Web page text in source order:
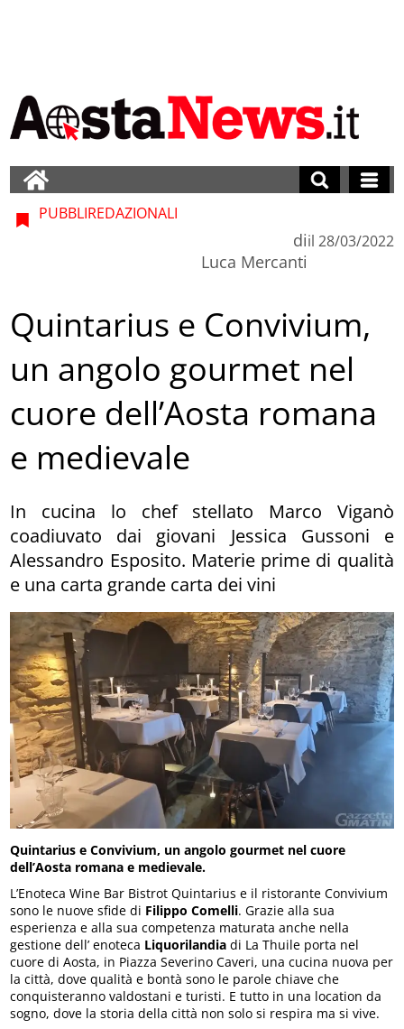
PUBBLIREDAZIONALI
di
Luca Mercanti
il 28/03/2022
Quintarius e Convivium,
un angolo gourmet nel
cuore dell’Aosta romana
e medievale
In cucina lo chef stellato Marco Viganò
coadiuvato dai giovani Jessica Gussoni e
Alessandro Esposito. Materie prime di qualità
e una carta grande carta dei vini
Quintarius e Convivium, un angolo gourmet nel cuore
dell’Aosta romana e medievale.
L’Enoteca Wine Bar Bistrot Quintarius e il ristorante Convivium
sono le nuove sfide di Filippo Comelli. Grazie alla sua
esperienza e alla sua competenza maturata anche nella
gestione dell’ enoteca Liquorilandia di La Thuile porta nel
cuore di Aosta, in Piazza Severino Caveri, una cucina nuova per
la città, dove qualità e bontà sono le parole chiave che
conquisteranno valdostani e turisti. E tutto in una location da
sogno, dove la storia della città non solo si respira ma si vive.